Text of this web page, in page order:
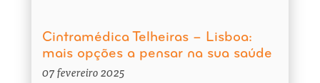
Cintramédica Telheiras – Lisboa:
mais opções a pensar na sua saúde
07 fevereiro 2025